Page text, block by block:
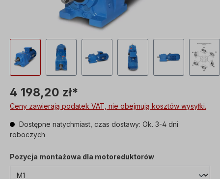
4 198,20 zł*
Ceny zawierają podatek VAT, nie obejmują kosztów wysyłki.
Dostępne natychmiast, czas dostawy: Ok. 3-4 dni
roboczych
Pozycja montażowa dla motoreduktorów